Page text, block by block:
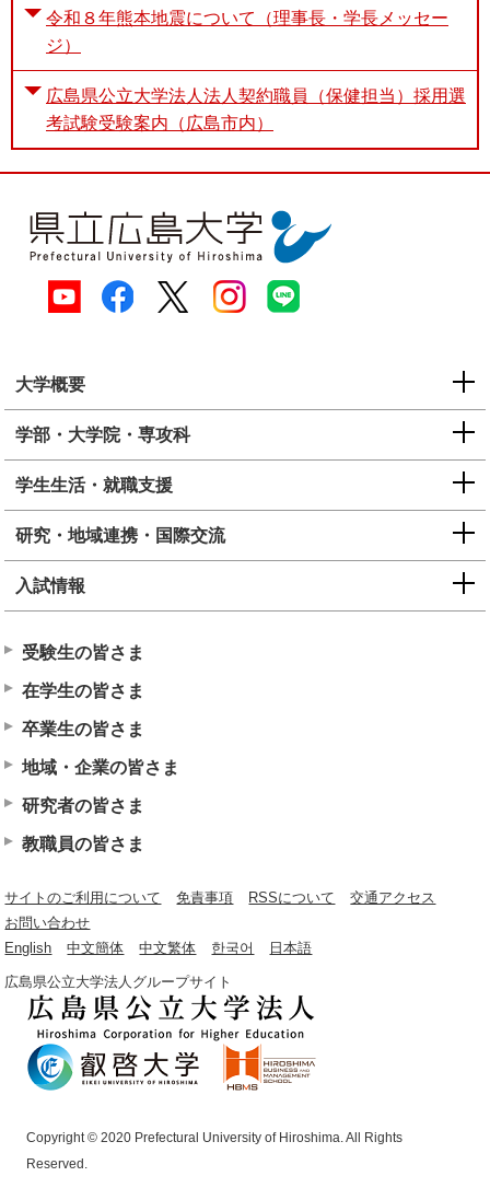
令和８年熊本地震について（理事長・学長メッセー
ジ）
広島県公立大学法人法人契約職員（保健担当）採用選
考試験受験案内（広島市内）
大学概要
学部・大学院・専攻科
学生生活・就職支援
研究・地域連携・国際交流
入試情報
受験生の皆さま
在学生の皆さま
卒業生の皆さま
地域・企業の皆さま
研究者の皆さま
教職員の皆さま
サイトのご利用について 免責事項 RSSについて
交通アクセス
お問い合わせ
English
中文簡体 中文繁体 한국어 日本語
広島県公立大学法人グループサイト
Copyright © 2020 Prefectural University of Hiroshima. All Rights
Reserved.